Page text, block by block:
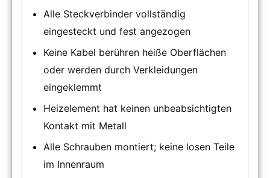
Alle Steckverbinder vollständig
eingesteckt und fest angezogen
Keine Kabel berühren heiße Oberflächen
oder werden durch Verkleidungen
eingeklemmt
Heizelement hat keinen unbeabsichtigten
Kontakt mit Metall
Alle Schrauben montiert; keine losen Teile
im Innenraum